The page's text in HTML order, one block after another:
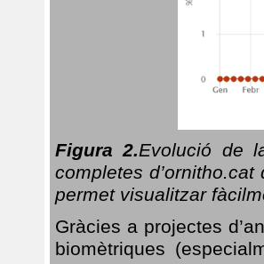
Figura 2.Evolució de
completes
permet visualitzar
Gràcies a projectes
biomètriques